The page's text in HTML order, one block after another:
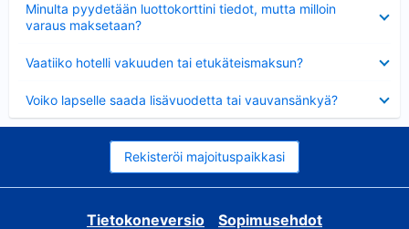
Minulta pyydetään luottokorttini tiedot, mutta milloin
varaus maksetaan?
Vaatiiko hotelli vakuuden tai etukäteismaksun?
Voiko lapselle saada lisävuodetta tai vauvansänkyä?
Rekisteröi majoituspaikkasi
Tietokoneversio
Sopimusehdot